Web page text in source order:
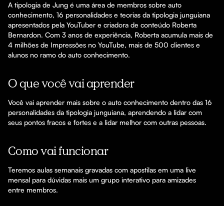
A tipologia de Jung é uma área de membros sobre auto
conhecimento, 16 personalidades e teorias da tipologia junguiana
apresentados pela YouTuber e criadora de conteúdo Roberta
Bernardon. Com 3 anos de experiência, Roberta acumula mais de
4 milhões de Impressões no YouTube, mais de 500 clientes e
alunos no ramo do auto conhecimento.
O que você vai aprender
Você vai aprender mais sobre o auto conhecimento dentro das 16
personalidades da tipologia junguiana, aprendendo a lidar com
seus pontos fracos e fortes e a lidar melhor com outras pessoas.
Como vai funcionar
Teremos aulas semanais gravadas com apostilas em uma live
mensal para dúvidas mais um grupo interativo para amizades
entre membros.